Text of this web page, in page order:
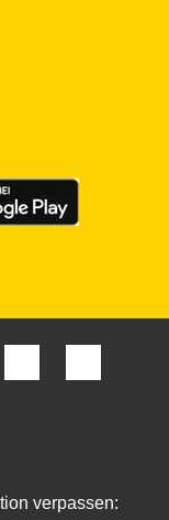
verpassen: